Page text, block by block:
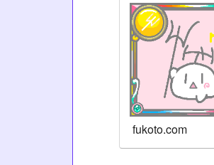
fukoto.com